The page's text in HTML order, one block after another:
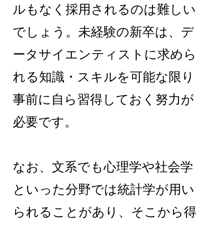
ルもなく採用されるのは難しい
でしょう。未経験の新卒は、デ
ータサイエンティストに求めら
れる知識・スキルを可能な限り
事前に自ら習得しておく努力が
必要です。
なお、文系でも心理学や社会学
といった分野では統計学が用い
られることがあり、そこから得